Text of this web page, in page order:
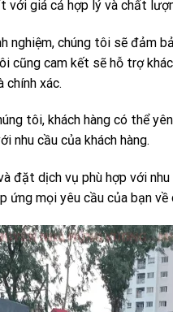
với giá cả hợp lý và chất
nghiệm, chúng tôi sẽ đảm
cũng cam kết sẽ hỗ trợ
chính xác.
tôi, khách hàng có thể
nhu cầu của khách hàng.
đặt dịch vụ phù hợp với
mọi yêu cầu của bạn về